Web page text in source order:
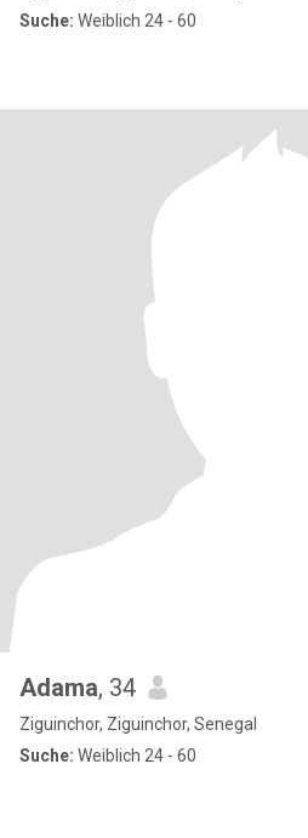
Suche: Weiblich 24 - 60
Adama, 34
Ziguinchor, Ziguinchor, Senegal
Suche: Weiblich 24 - 60